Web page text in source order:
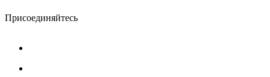
Присоединяйтесь